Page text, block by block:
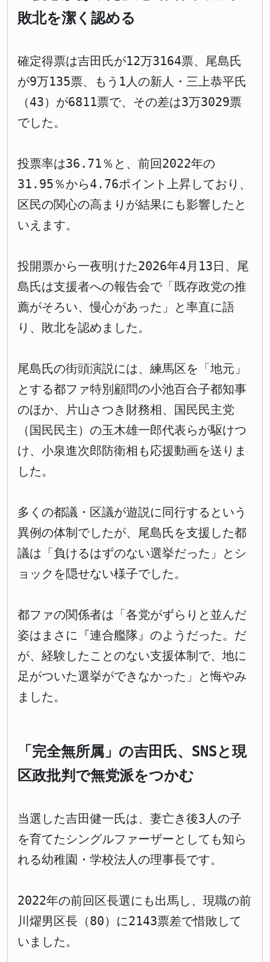
敗北を潔く認める
確定得票は吉田氏が12万3164票、尾島氏
が9万135票、もう1人の新人・三上恭平氏
（43）が6811票で、その差は3万3029票
でした。
投票率は36.71％と、前回2022年の
31.95％から4.76ポイント上昇しており、
区民の関心の高まりが結果にも影響したと
いえます。
投開票から一夜明けた2026年4月13日、尾
島氏は支援者への報告会で「既存政党の推
薦がそろい、慢心があった」と率直に語
り、敗北を認めました。
尾島氏の街頭演説には、練馬区を「地元」
とする都ファ特別顧問の小池百合子都知事
のほか、片山さつき財務相、国民民主党
（国民民主）の玉木雄一郎代表らが駆けつ
け、小泉進次郎防衛相も応援動画を送りま
した。
多くの都議・区議が遊説に同行するという
異例の体制でしたが、尾島氏を支援した都
議は「負けるはずのない選挙だった」とシ
ョックを隠せない様子でした。
都ファの関係者は「各党がずらりと並んだ
姿はまさに『連合艦隊』のようだった。だ
が、経験したことのない支援体制で、地に
足がついた選挙ができなかった」と悔やみ
ました。
「完全無所属」の吉田氏、SNSと現
区政批判で無党派をつかむ
当選した吉田健一氏は、妻亡き後3人の子
を育てたシングルファーザーとしても知ら
れる幼稚園・学校法人の理事長です。
2022年の前回区長選にも出馬し、現職の前
川燿男区長（80）に2143票差で惜敗して
いました。